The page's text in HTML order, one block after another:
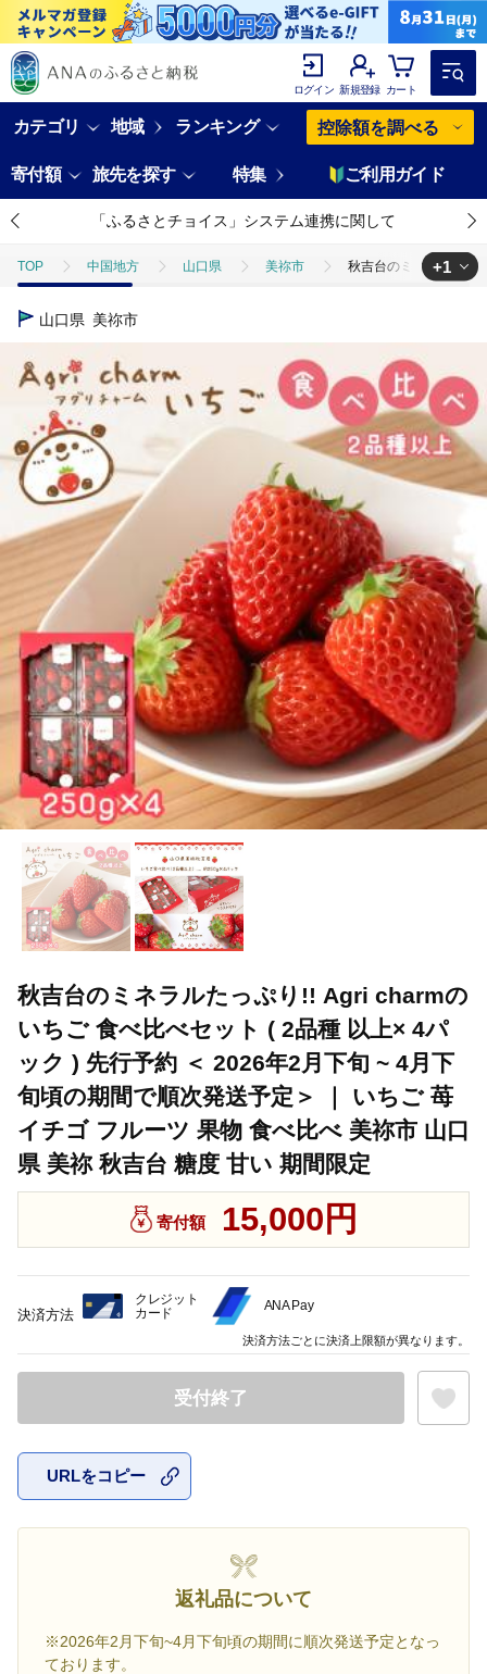
ログイン 新規登録 カート
カテゴリ 地域 ランキング 控除額を調べる
寄付額 旅先を探す 特集 ご利用ガイド
「ふるさとチョイス」システム連携に関して
TOP 中国地方 山口県 美祢市 秋吉台のミネラルたっ
TOP
+1
山口県 美祢市
秋吉台のミネラルたっぷり!! Agri charmの
いちご 食べ比べセット ( 2品種 以上× 4パ
ック ) 先行予約 ＜ 2026年2月下旬 ~ 4月下
旬頃の期間で順次発送予定＞ ｜ いちご 苺
イチゴ フルーツ 果物 食べ比べ 美祢市 山口
県 美祢 秋吉台 糖度 甘い 期間限定
寄付額 15,000円
受付終了
URLをコピー
返礼品について
※2026年2月下旬~4月下旬頃の期間に順次発送予定となっ
ております。
決済方法
クレジット
カード
ANA Pay
決済方法ごとに決済上限額が異なります。